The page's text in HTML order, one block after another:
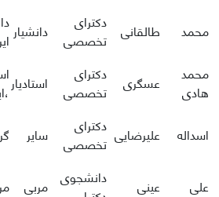
محمد طالقانی
دکترای
تخصصی
دانشیار
محمد
هادی
عسگری
دکترای
تخصصی
استادیار
اسداله
علیرضایی دکترای
تخصصی
سایر
علی عینی
دانشجوی مربی